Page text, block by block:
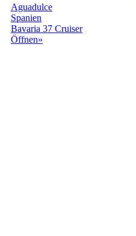
Aguadulce
Spanien
Bavaria 37 Cruiser
Öffnen»